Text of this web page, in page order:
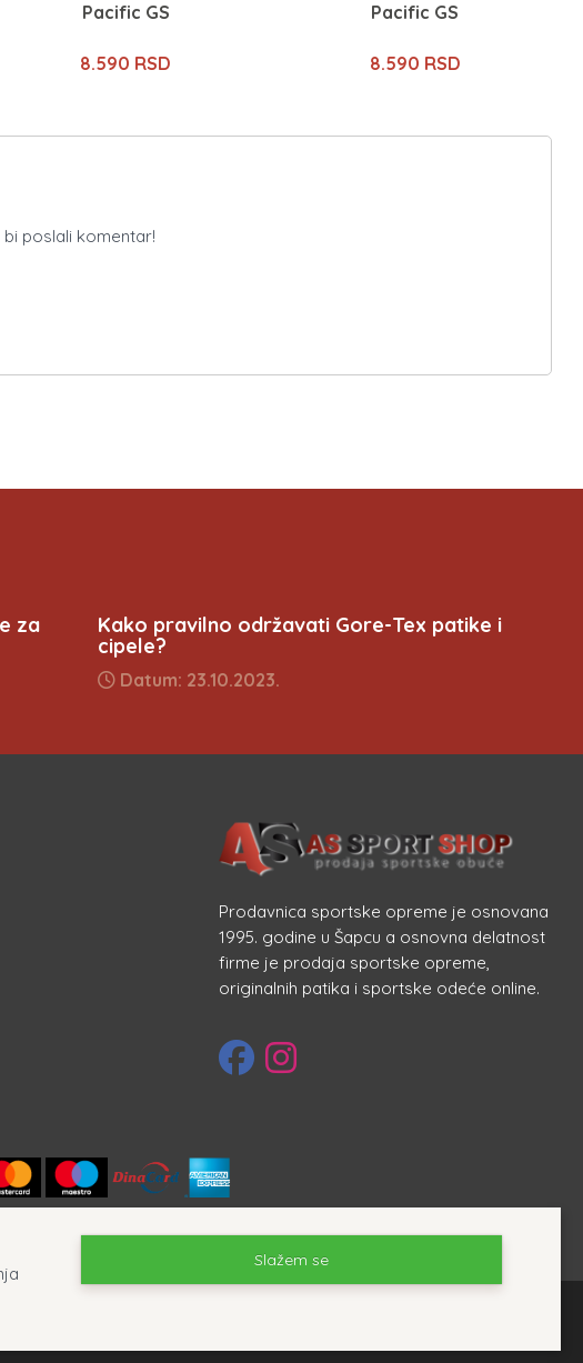
Pacific GS
8.590 RSD
Pacific GS
8.590 RSD
poslali komentar!
za
Kako pravilno održavati Gore-Tex patike i
cipele?
Datum: 23.10.2023.
Prodavnica sportske opreme je osnovana
1995. godine u Šapcu a osnovna delatnost
firme je prodaja sportske opreme,
originalnih patika i sportske odeće online.
Slažem se